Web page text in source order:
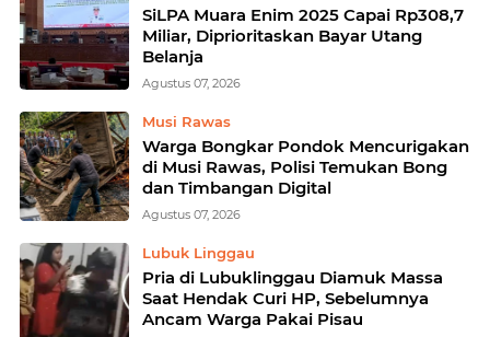
SiLPA Muara Enim 2025 Capai Rp308,7
Miliar, Diprioritaskan Bayar Utang
Belanja
Agustus 07, 2026
Musi Rawas
Warga Bongkar Pondok Mencurigakan
di Musi Rawas, Polisi Temukan Bong
dan Timbangan Digital
Agustus 07, 2026
Lubuk Linggau
Pria di Lubuklinggau Diamuk Massa
Saat Hendak Curi HP, Sebelumnya
Ancam Warga Pakai Pisau